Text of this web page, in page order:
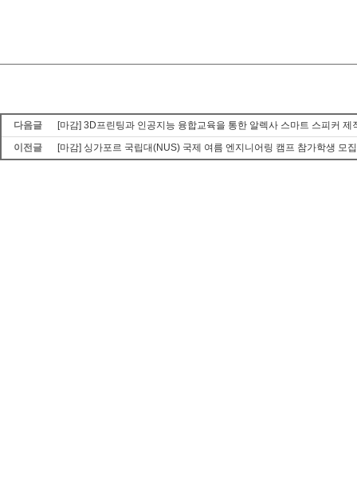
다음글
[마감] 3D프린팅과 인공지능 융합교육을 통한 알렉사 스마트 스피커 제
이전글
[마감] 싱가포르 국립대(NUS) 국제 여름 엔지니어링 캠프 참가학생 모